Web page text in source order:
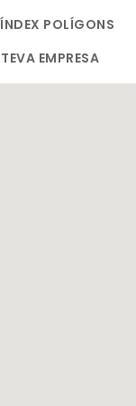
ÍNDEX POLÍGONS
EMPRESA